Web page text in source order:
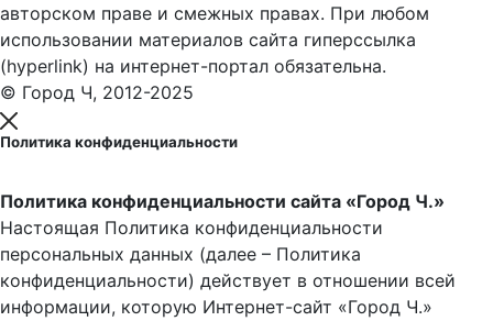
авторском праве и смежных правах. При любом
использовании материалов сайта гиперссылка
(hyperlink) на интернет-портал обязательна.
© Город Ч, 2012-2025
Политика конфиденциальности
Политика конфиденциальности сайта «Город Ч.»
Настоящая Политика конфиденциальности
персональных данных (далее – Политика
конфиденциальности) действует в отношении всей
информации, которую Интернет-сайт «Город Ч.»